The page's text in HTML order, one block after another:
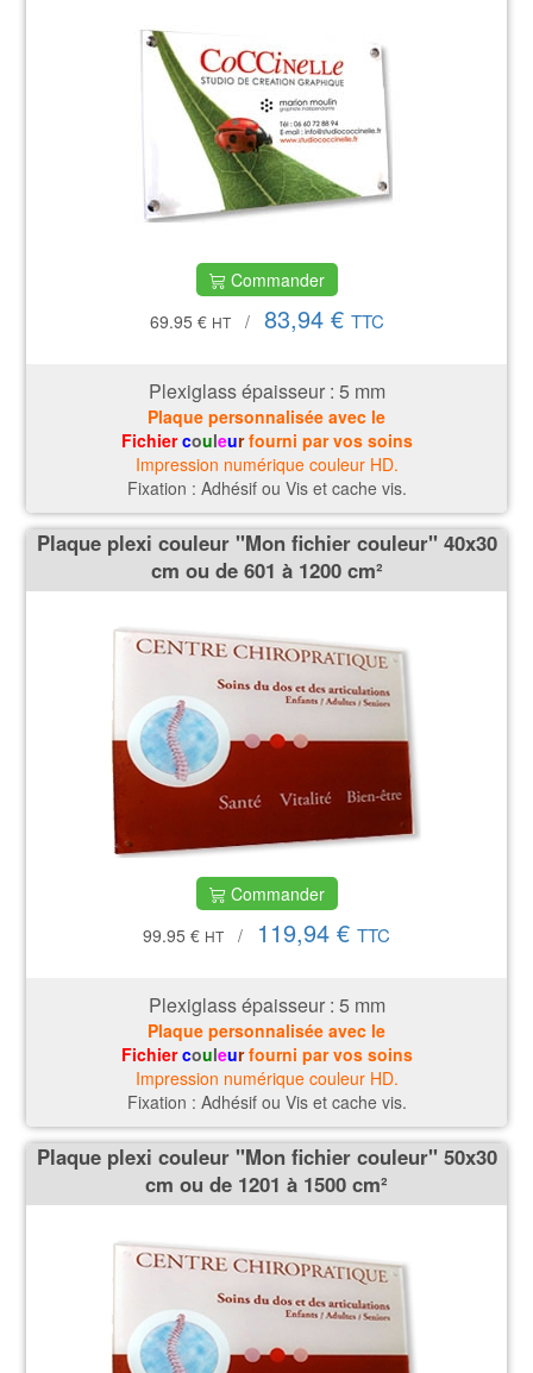
Commander
69.95 € HT / 83,94 € TTC
Plexiglass épaisseur : 5 mm
Plaque personnalisée avec le
Fichier couleurfourni par vos soins
Impression numérique couleur HD.
Fixation : Adhésif ou Vis et cache vis.
Plaque plexi couleur ''Mon fichier couleur'' 40x30
cm ou de 601 à 1200 cm²
Commander
99.95 € HT / 119,94 € TTC
Plexiglass épaisseur : 5 mm
Plaque personnalisée avec le
Fichier couleurfourni par vos soins
Impression numérique couleur HD.
Fixation : Adhésif ou Vis et cache vis.
Plaque plexi couleur ''Mon fichier couleur'' 50x30
cm ou de 1201 à 1500 cm²